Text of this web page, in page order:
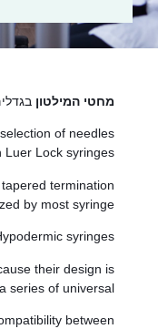
מחטי המילטון
of needles
Luer Lock syringes
termination
by most syringe
syringes
their design is
series of universal
between